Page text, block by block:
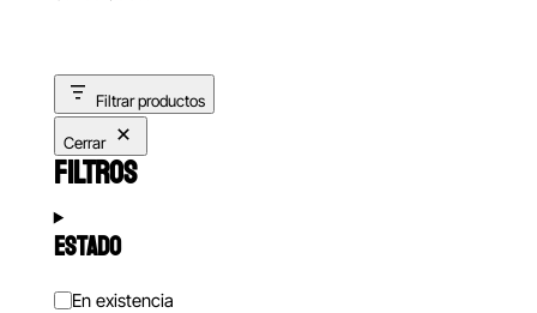
$91.00. $59.00.
Filtrar productos
Cerrar
FILTROS
ESTADO
Estado
En existencia